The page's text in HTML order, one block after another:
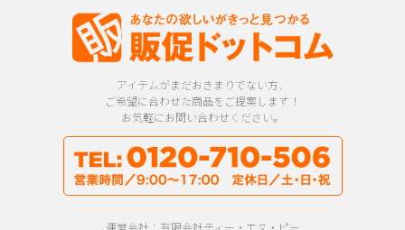
アイテムがまだおきまりでない方、
ご希望に合わせた商品をご提案します！
お気軽にお問い合わせください。